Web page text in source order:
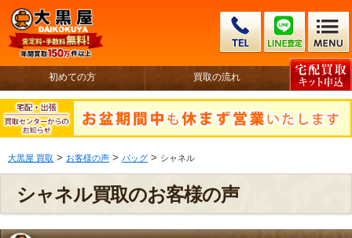
初めての方 買取の流れ
大黒屋 買取 > お客様の声 > バッグ > シャネル
シャネル買取のお客様の声